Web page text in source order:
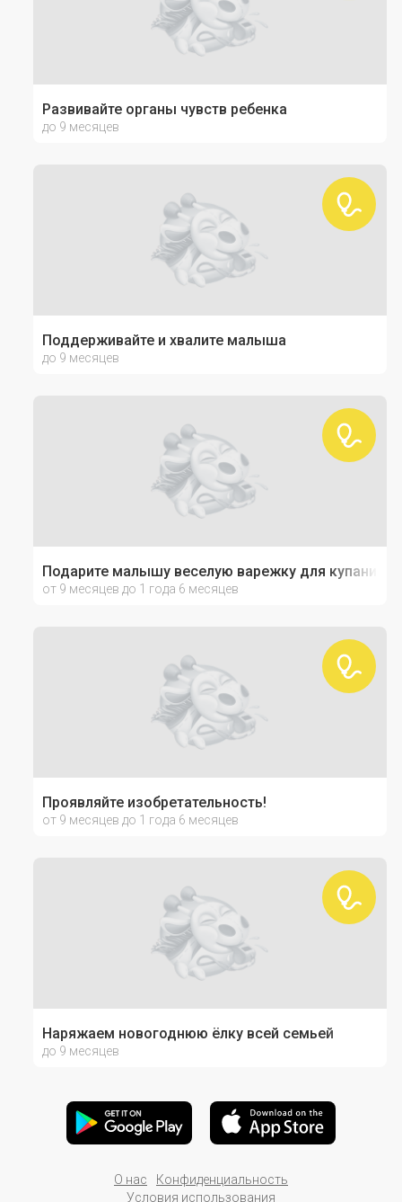
Развивайте органы чувств ребенка
до 9 месяцев
Поддерживайте и хвалите малыша
до 9 месяцев
Подарите малышу веселую варежку для купания!
от 9 месяцев до 1 года 6 месяцев
Проявляйте изобретательность!
от 9 месяцев до 1 года 6 месяцев
Наряжаем новогоднюю ёлку всей семьей
до 9 месяцев
О нас
Конфиденциальность
Условия использования